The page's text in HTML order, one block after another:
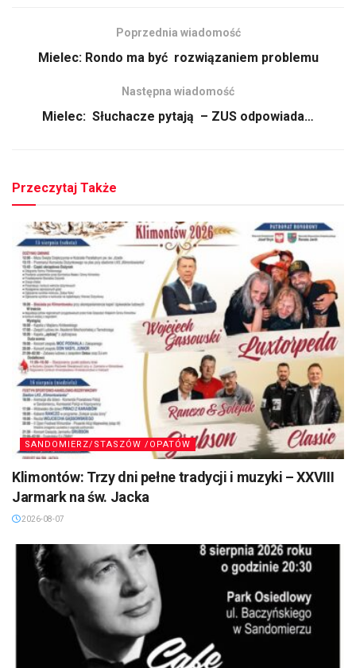
Poprzednia wiadomość
Mielec: Rondo ma być rozwiązaniem problemu
Następna wiadomość
Mielec: Słuchacze pytają – ZUS odpowiada…
Przeczytaj Także
SANDOMIERZ/STASZÓW /OPATÓW
Klimontów: Trzy dni pełne tradycji i muzyki – XXVIII
Jarmark na św. Jacka
2026-08-07